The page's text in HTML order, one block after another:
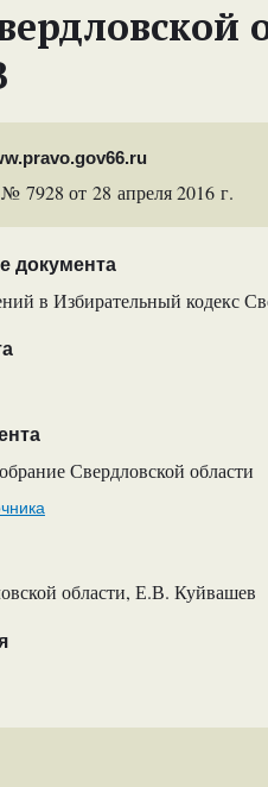
7928 от 28 апреля 2016 г.
документа
в Избирательный кодекс
Свердловской области
области, Е.В. Куйвашев